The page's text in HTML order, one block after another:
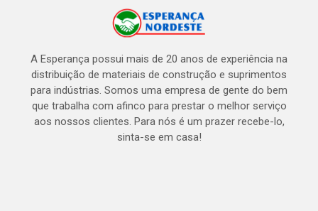
A Esperança possui mais de 20 anos de experiência na
distribuição de materiais de construção e suprimentos
para indústrias. Somos uma empresa de gente do bem
que trabalha com afinco para prestar o melhor serviço
aos nossos clientes. Para nós é um prazer recebe-lo,
sinta-se em casa!